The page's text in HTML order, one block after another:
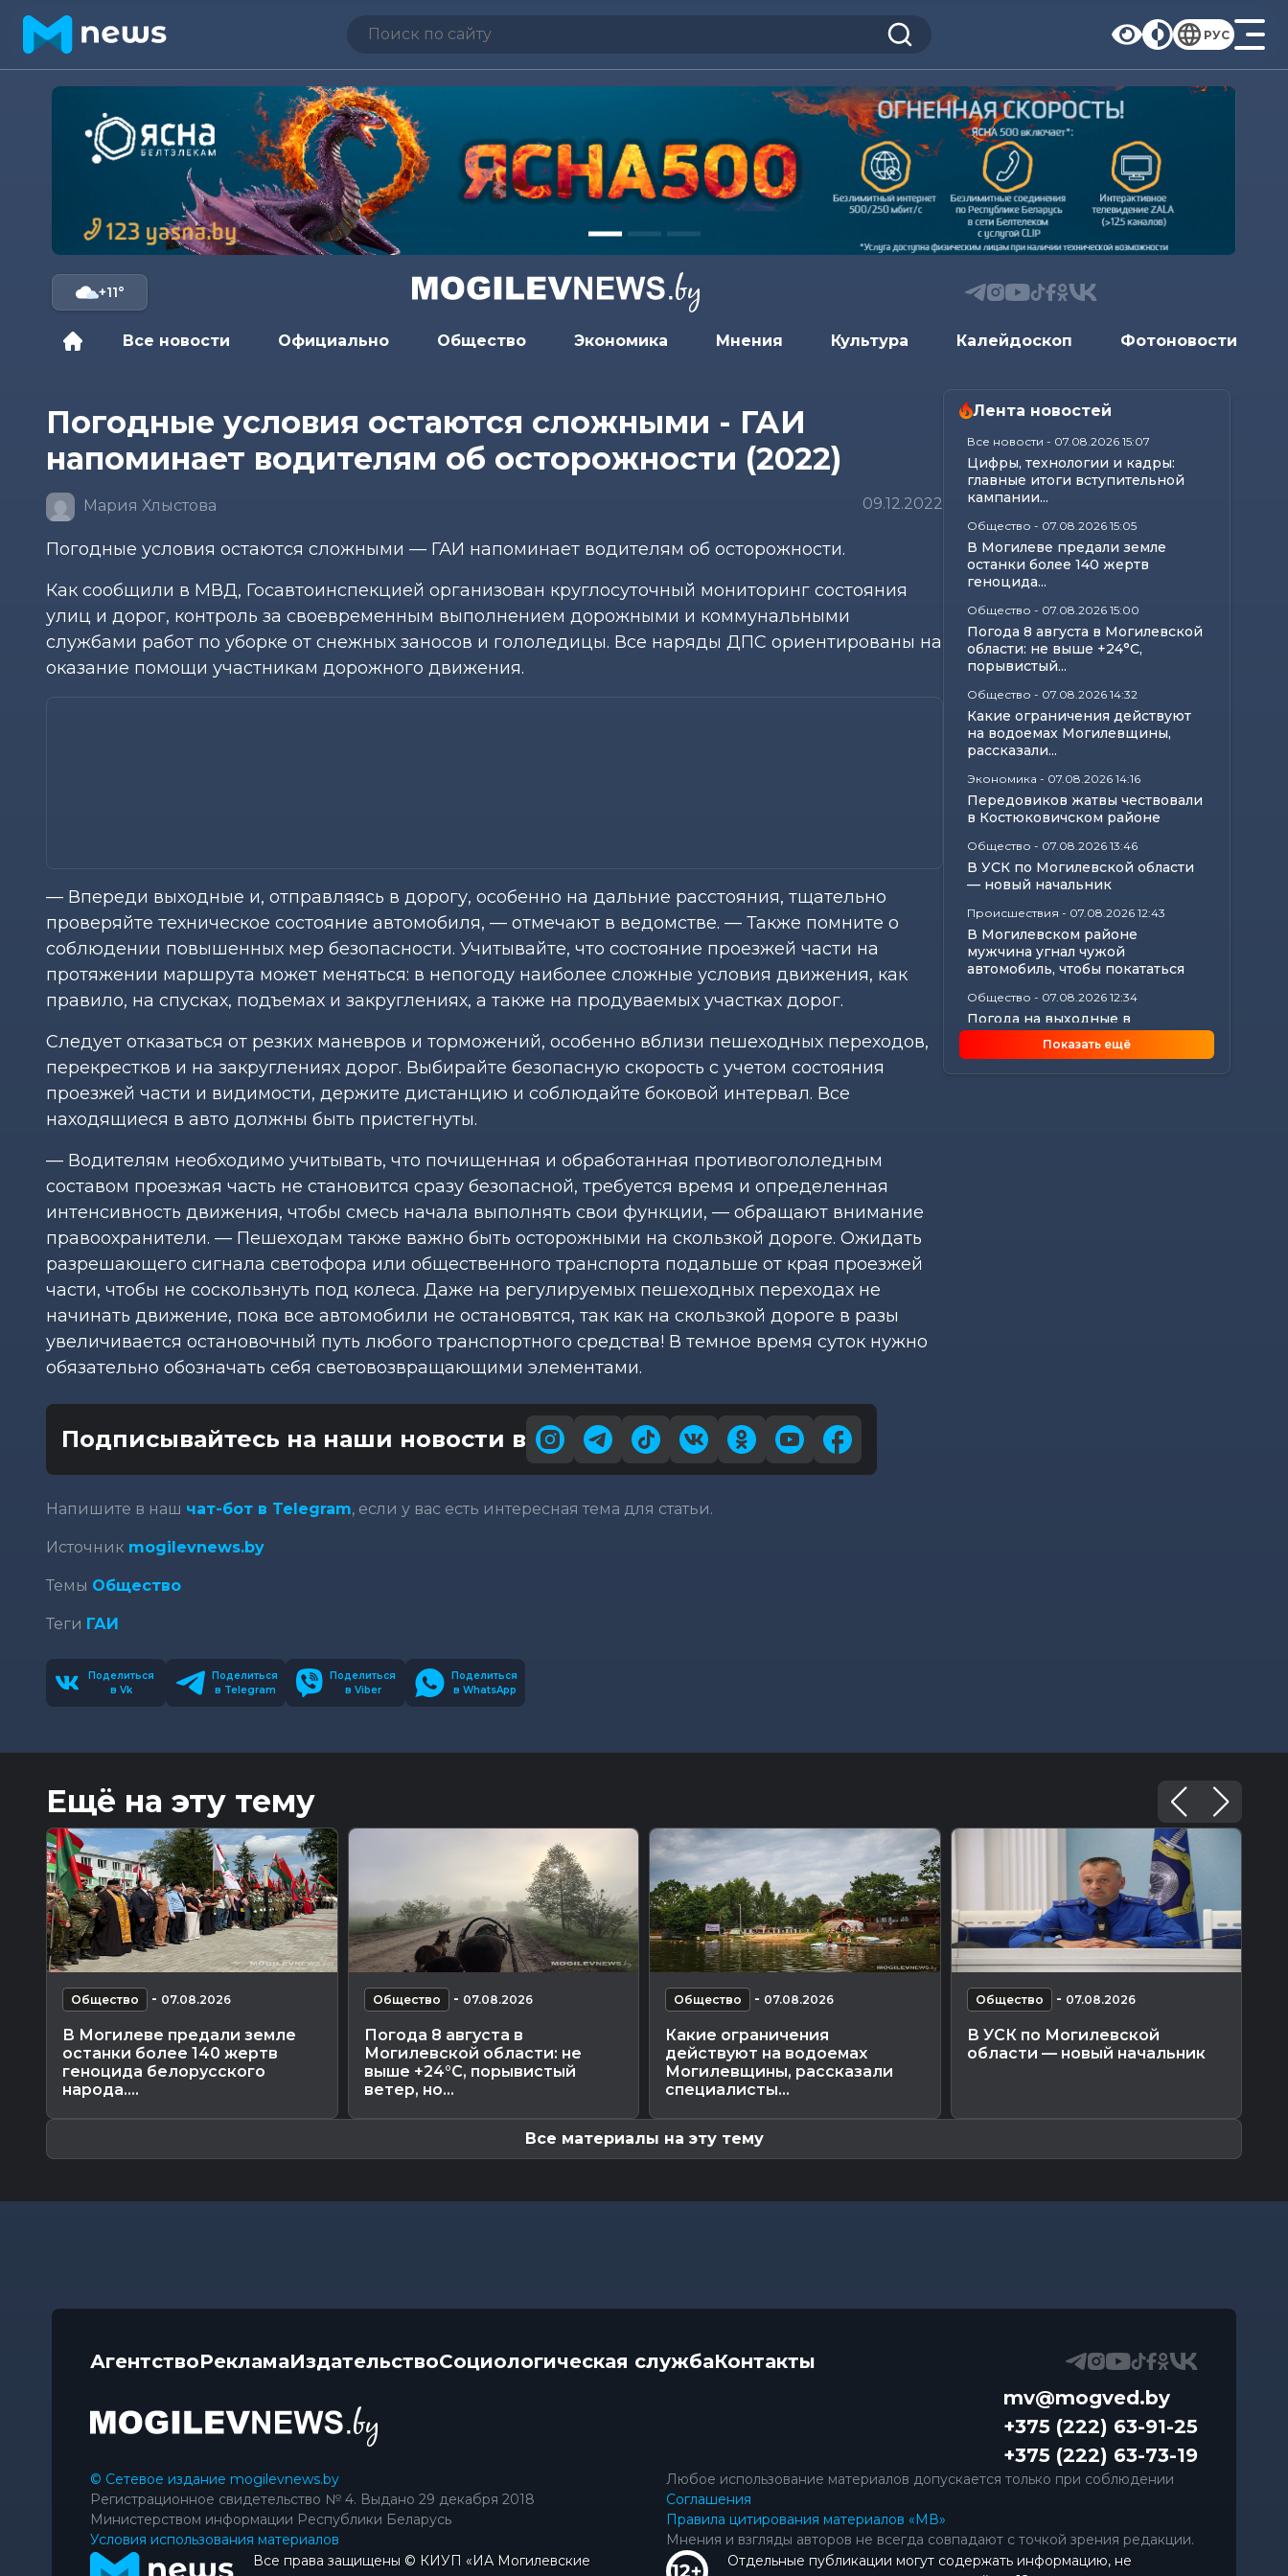
РУС
+11°
Все новости Официально Общество Экономика Мнения Культура Калейдоскоп Фотоновости
Погодные условия остаются сложными - ГАИ
напоминает водителям об осторожности (2022)
Мария Хлыстова 09.12.2022
Погодные условия остаются сложными — ГАИ напоминает водителям об осторожности.
Как сообщили в МВД, Госавтоинспекцией организован круглосуточный мониторинг состояния
улиц и дорог, контроль за своевременным выполнением дорожными и коммунальными
службами работ по уборке от снежных заносов и гололедицы. Все наряды ДПС ориентированы на
оказание помощи участникам дорожного движения.
— Впереди выходные и, отправляясь в дорогу, особенно на дальние расстояния, тщательно
проверяйте техническое состояние автомобиля, — отмечают в ведомстве. — Также помните о
соблюдении повышенных мер безопасности. Учитывайте, что состояние проезжей части на
протяжении маршрута может меняться: в непогоду наиболее сложные условия движения, как
правило, на спусках, подъемах и закруглениях, а также на продуваемых участках дорог.
Следует отказаться от резких маневров и торможений, особенно вблизи пешеходных переходов,
перекрестков и на закруглениях дорог. Выбирайте безопасную скорость с учетом состояния
проезжей части и видимости, держите дистанцию и соблюдайте боковой интервал. Все
находящиеся в авто должны быть пристегнуты.
— Водителям необходимо учитывать, что почищенная и обработанная противогололедным
составом проезжая часть не становится сразу безопасной, требуется время и определенная
интенсивность движения, чтобы смесь начала выполнять свои функции, — обращают внимание
правоохранители. — Пешеходам также важно быть осторожными на скользкой дороге. Ожидать
разрешающего сигнала светофора или общественного транспорта подальше от края проезжей
части, чтобы не соскользнуть под колеса. Даже на регулируемых пешеходных переходах не
начинать движение, пока все автомобили не остановятся, так как на скользкой дороге в разы
увеличивается остановочный путь любого транспортного средства! В темное время суток нужно
обязательно обозначать себя световозвращающими элементами.
Подписывайтесь на наши новости в
Напишите в наш чат-бот в Telegram, если у вас есть интересная тема для статьи.
Источник mogilevnews.by
Темы Общество
Теги ГАИ
Поделиться
в Vk
Поделиться
в Telegram
Поделиться
в Viber
Поделиться
в WhatsApp
Лента новостей
Все новости - 07.08.2026 15:07
Цифры, технологии и кадры:
главные итоги вступительной
кампании...
Общество - 07.08.2026 15:05
В Могилеве предали земле
останки более 140 жертв
геноцида...
Общество - 07.08.2026 15:00
Погода 8 августа в Могилевской
области: не выше +24°С,
порывистый...
Общество - 07.08.2026 14:32
Какие ограничения действуют
на водоемах Могилевщины,
рассказали...
Экономика - 07.08.2026 14:16
Передовиков жатвы чествовали
в Костюковичском районе
Общество - 07.08.2026 13:46
В УСК по Могилевской области
— новый начальник
Происшествия - 07.08.2026 12:43
В Могилевском районе
мужчина угнал чужой
автомобиль, чтобы покататься
Общество - 07.08.2026 12:34
Погода на выходные в
Могилевской области:
комфортная летняя прохлада,...
Показать ещё
Ещё на эту тему
Общество - 07.08.2026
В Могилеве предали земле
останки более 140 жертв
геноцида белорусского
народа....
Общество - 07.08.2026
Погода 8 августа в
Могилевской области: не
выше +24°С, порывистый
ветер, но...
Общество - 07.08.2026
Какие ограничения
действуют на водоемах
Могилевщины, рассказали
специалисты...
Общество - 07.08.2026
В УСК по Могилевской
области — новый начальник
Все материалы на эту тему
АгентствоРекламаИздательствоСоциологическая службаКонтакты
mv@mogved.by
+375 (222) 63-91-25
+375 (222) 63-73-19
© Сетевое издание mogilevnews.by
Регистрационное свидетельство № 4. Выдано 29 декабря 2018
Министерством информации Республики Беларусь
Условия использования материалов
Любое использование материалов допускается только при соблюдении
Соглашения
Правила цитирования материалов «МВ»
Мнения и взгляды авторов не всегда совпадают с точкой зрения редакции.
Все права защищены © КИУП «ИА Могилевские
Отдельные публикации могут содержать информацию, не